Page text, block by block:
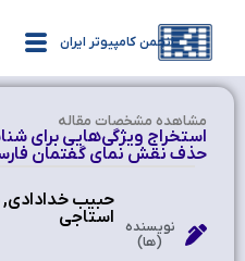
انجمن کامپیوتر ایران
مشاهده‌ مشخصات مقاله
استخراج ویژگی‌هایی برای
حذف نقش نمای گفتمان
حبیب
استاجی
نویسنده
(ها)